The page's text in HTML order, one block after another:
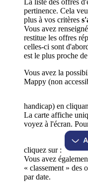
pertinence. Cela
plus à vos critères
Vous avez
restitue les offres
celles-ci sont
est le plus proche
Vous avez la
Mappy (non
handicap) en
La carte affiche
voyez à l'écran.
cliquez sur :
Vous avez
« classement » des
par date.